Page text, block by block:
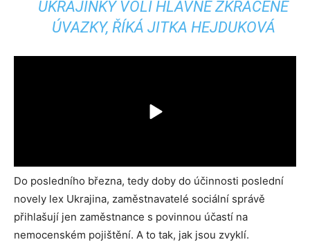
UKRAJINKY VOLÍ HLAVNĚ ZKRÁCENÉ
ÚVAZKY, ŘÍKÁ JITKA HEJDUKOVÁ
Do posledního března, tedy doby do účinnosti poslední
novely lex Ukrajina, zaměstnavatelé sociální správě
přihlašují jen zaměstnance s povinnou účastí na
nemocenském pojištění. A to tak, jak jsou zvyklí.